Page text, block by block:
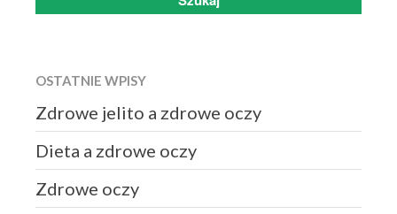
OSTATNIE WPISY
Zdrowe jelito a zdrowe oczy
Dieta a zdrowe oczy
Zdrowe oczy